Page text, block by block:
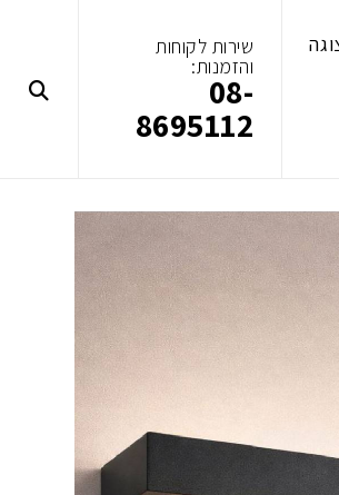
שירות לקוחות
והזמנות:
08-
8695112